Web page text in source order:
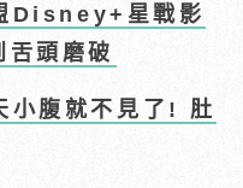
Disney+星戰影
舌頭磨破
小腹就不見了! 肚